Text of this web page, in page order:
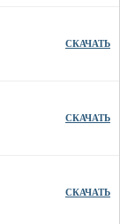
СКАЧАТЬ
СКАЧАТЬ
СКАЧАТЬ